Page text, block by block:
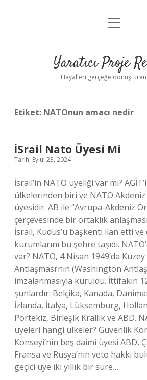
Anasayfa
Yasal Uyarı
menüyü
Yaratıcı Proje
Hayalleri gerçeğe
Etiket: NATOnun amacı nedir
İSrail Nato Üyesi Mi
Tarih: Eylül 23, 2024
İsrail’in NATO üyeliği var mı?
ülkelerinden biri ve NATO
üyesidir. AB ile “Avrupa-Akdeniz
çerçevesinde bir ortaklık
İsrail, Kudüs’ü başkenti ilan etti ve
kurumlarını bu şehre taşıdı.
var? NATO, 4 Nisan 1949’da
Antlaşması’nın (Washington
imzalanmasıyla kuruldu. İttifakın
şunlardır: Belçika, Kanada,
İzlanda, İtalya, Lüksemburg,
Portekiz, Birleşik Krallık ve ABD.
üyeleri hangi ülkeler? Güvenlik
Konseyi’nin beş daimi üyesi ABD,
Fransa ve Rusya’nın veto hakkı
geçici üye iki yıllık bir süre…